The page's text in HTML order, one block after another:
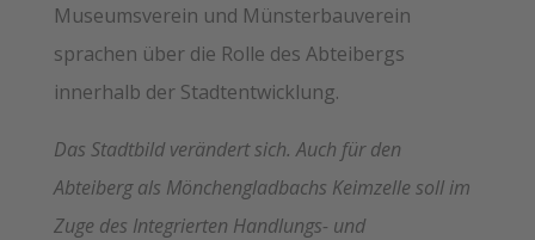
Museumsverein und Münsterbauverein
sprachen über die Rolle des Abteibergs
innerhalb der Stadtentwicklung.
Das Stadtbild verändert sich. Auch für den
Abteiberg als Mönchengladbachs Keimzelle soll im
Zuge des Integrierten Handlungs- und